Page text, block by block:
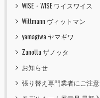
WISE・WISE ワイスワイス
Wittmann ヴィットマン
yamagiwa ヤマギワ
Zanotta ザノッタ
お知らせ
張り替え専門業者にご注意